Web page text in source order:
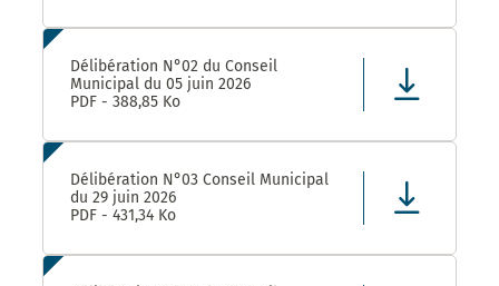
Délibération N°02 du Conseil
Municipal du 05 juin 2026
PDF - 388,85 Ko
Délibération N°03 Conseil Municipal
du 29 juin 2026
PDF - 431,34 Ko